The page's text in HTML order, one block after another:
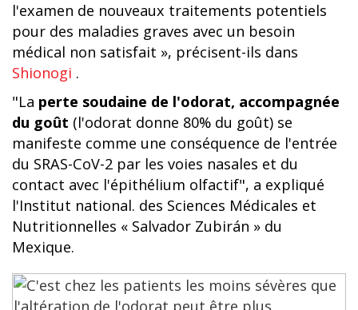
l'examen de nouveaux traitements potentiels
pour des maladies graves avec un besoin
médical non satisfait », précisent-ils dans
Shionogi .
"La perte soudaine de l'odorat, accompagnée
du goût (l'odorat donne 80% du goût) se
manifeste comme une conséquence de l'entrée
du SRAS-CoV-2 par les voies nasales et du
contact avec l'épithélium olfactif", a expliqué
l'Institut national. des Sciences Médicales et
Nutritionnelles « Salvador Zubirán » du
Mexique.